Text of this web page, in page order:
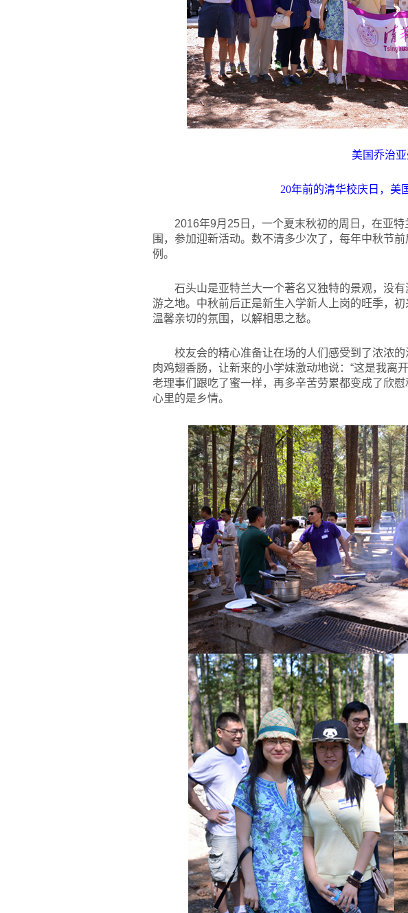
美国乔治
20年前的清华校庆日，美
2016年9月25日，一个夏末秋初的周日，在亚
围，参加迎新活动。数不清多少次了，每年中秋节
例。
石头山是亚特兰大一个著名又独特的景观，没
游之地。中秋前后正是新生入学新人上岗的旺季，
温馨亲切的氛围，以解相思之愁。
校友会的精心准备让在场的人们感受到了浓浓
肉鸡翅香肠，让新来的小学妹激动地说：“这是我离
老理事们跟吃了蜜一样，再多辛苦劳累都变成了欣
心里的是乡情。